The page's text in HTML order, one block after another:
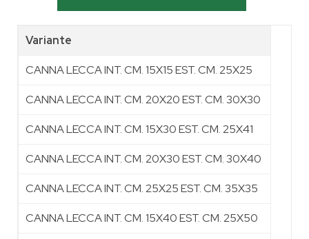
Variante
CANNA LECCA INT. CM. 15X15 EST. CM. 25X25
CANNA LECCA INT. CM. 20X20 EST. CM. 30X30
CANNA LECCA INT. CM. 15X30 EST. CM. 25X41
CANNA LECCA INT. CM. 20X30 EST. CM. 30X40
CANNA LECCA INT. CM. 25X25 EST. CM. 35X35
CANNA LECCA INT. CM. 15X40 EST. CM. 25X50